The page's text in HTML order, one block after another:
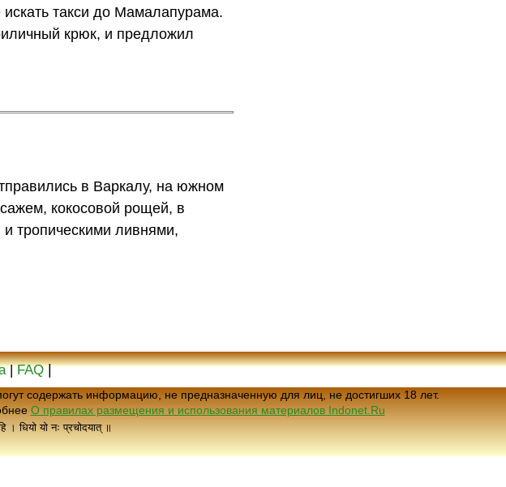
такси до Мамалапурама.
крюк, и предложил
в Варкалу, на южном
кокосовой рощей, в
тропическими ливнями,
|FAQ|
содержать информацию, не предназначенную для лиц, не достигших 18 лет.
О правилах размещения и использования материалов Indonet.Ru
। धियो यो नः प्रचोदयात् ॥